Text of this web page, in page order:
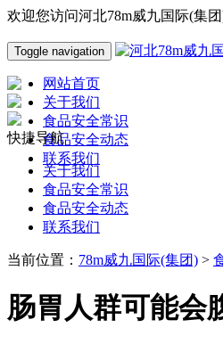
欢迎您访问河北78m威九国际(集
Toggle navigation
网站首页
关于我们
食品安全常识
食品安全动态
联系我们
快捷导航
关于我们
食品安全常识
食品安全动态
联系我们
当前位置： 78m威九国际(集团) >
肠胃人群可能会